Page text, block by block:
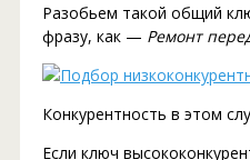
Разобьем такой общий
фразу, как — Ремонт
Конкурентность в этом
Если ключ